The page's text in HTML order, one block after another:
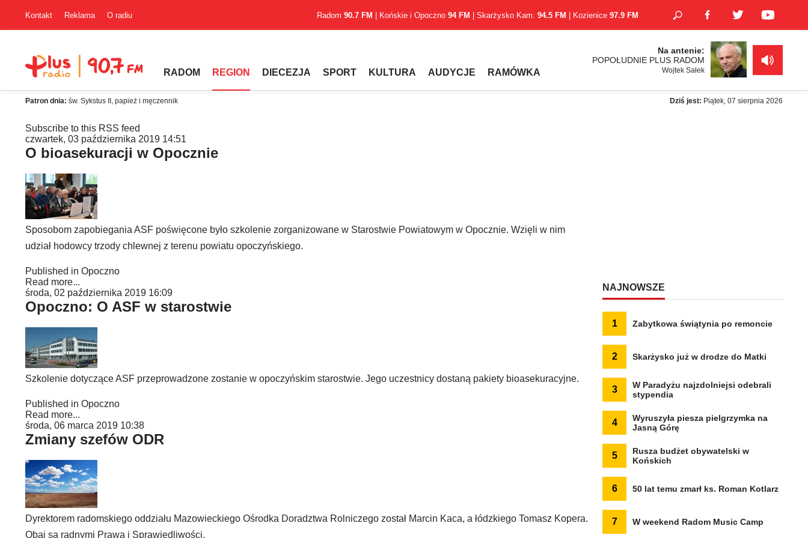
Kontakt Reklama O radiu Radom 90.7 FM | Końskie i Opoczno 94 FM | Skarżysko Kam. 94.5 FM | Kozienice 97.9 FM
RADOM REGION DIECEZJA SPORT KULTURA AUDYCJE RAMÓWKA
Na antenie:
POPOŁUDNIE PLUS RADOM
Wojtek Sałek
Patron dnia: św. Sykstus II, papież i męczennik Dziś jest: Piątek, 07 sierpnia 2026
Subscribe to this RSS feed
czwartek, 03 października 2019 14:51
O bioasekuracji w Opocznie
Sposobom zapobiegania ASF poświęcone było szkolenie zorganizowane w Starostwie Powiatowym w Opocznie. Wzięli w nim
udział hodowcy trzody chlewnej z terenu powiatu opoczyńskiego.
Published in Opoczno
Read more...
środa, 02 października 2019 16:09
Opoczno: O ASF w starostwie
Szkolenie dotyczące ASF przeprowadzone zostanie w opoczyńskim starostwie. Jego uczestnicy dostaną pakiety bioasekuracyjne.
Published in Opoczno
Read more...
środa, 06 marca 2019 10:38
Zmiany szefów ODR
Dyrektorem radomskiego oddziału Mazowieckiego Ośrodka Doradztwa Rolniczego został Marcin Kaca, a łódzkiego Tomasz Kopera.
Obaj są radnymi Prawa i Sprawiedliwości.
NAJNOWSZE
1 Zabytkowa świątynia po remoncie
2 Skarżysko już w drodze do Matki
3
W Paradyżu najzdolniejsi odebrali
stypendia
4
Wyruszyła piesza pielgrzymka na
Jasną Górę
5
Rusza budżet obywatelski w
Końskich
6 50 lat temu zmarł ks. Roman Kotlarz
7 W weekend Radom Music Camp